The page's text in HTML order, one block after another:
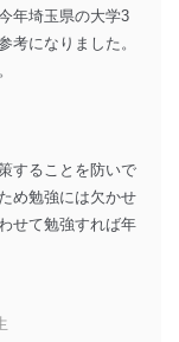
制御機能（ユ
人情報データ
用する従業
レーティング
ます。
機能等の活用
。
ファイルを
年埼玉県の大学3
考になりました。
することを防いで
め勉強には欠かせ
せて勉強すれば年